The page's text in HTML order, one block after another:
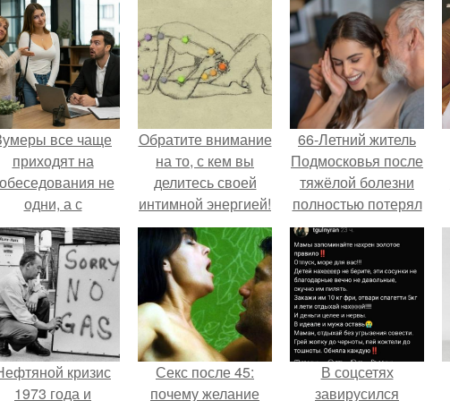
все чаще
приходят на
не
одни, а с
родителями,
эйчары.
Обратите внимание
на то, с кем вы
делитесь своей
интимной энергией!
66-Летний житель
Подмосковья после
тяжёлой болезни
полностью потерял
потенцию, но
решил
восстановить
интимную жизнь с
молодой супругой,
пишут СМИ.
кризис
1973 года и
Секс после 45:
почему желание
В соцсетях
завирусился